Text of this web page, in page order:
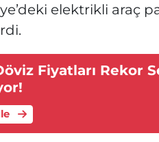
elektrikli araç
Fiyatları Rekor